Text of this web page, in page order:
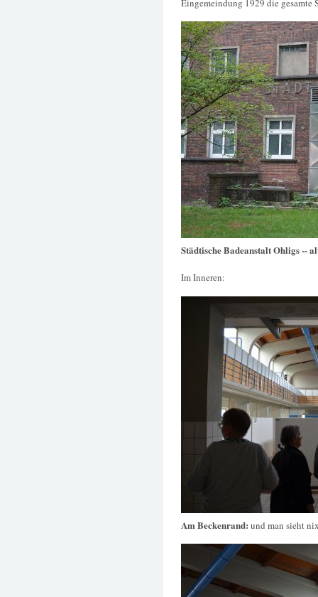
Eingemeindung 1929 die gesamte
Städtische Badeanstalt Ohligs --
Im Inneren:
Am Beckenrand: und man sieht